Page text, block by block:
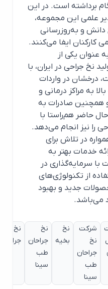
است. در این
علمی این مجموعه،
و به‌روزرسانی
ایفا می‌کنند.
یکی از
جراحی در ایران، با
درخشان در واردات
به مراکز درمانی و
صادرات به
حاضر هم‌راستا با
را نیز انجام می‌دهد.
در تلاش برای
خدمات بهتر به
سرمایه‌گذاری در
از تکنولوژی‌های
جدید و بهبود
شرکت
نخ
جراحان
طب
سینا
بخیه
جراحان
طب
سینا
جراحی